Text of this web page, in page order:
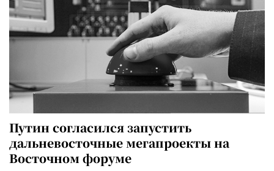
Путин согласился запустить
дальневосточные мегапроекты на
Восточном форуме